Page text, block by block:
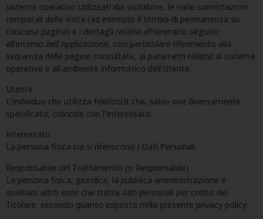
sistema operativo utilizzati dal visitatore, le varie connotazioni
temporali della visita (ad esempio il tempo di permanenza su
ciascuna pagina) e i dettagli relativi all’itinerario seguito
all’interno dell’Applicazione, con particolare riferimento alla
sequenza delle pagine consultate, ai parametri relativi al sistema
operativo e all’ambiente informatico dell’Utente.
Utente
L’individuo che utilizza felisloci.it che, salvo ove diversamente
specificato, coincide con l’Interessato.
Interessato
La persona fisica cui si riferiscono i Dati Personali.
Responsabile del Trattamento (o Responsabile)
La persona fisica, giuridica, la pubblica amministrazione e
qualsiasi altro ente che tratta dati personali per conto del
Titolare, secondo quanto esposto nella presente privacy policy.